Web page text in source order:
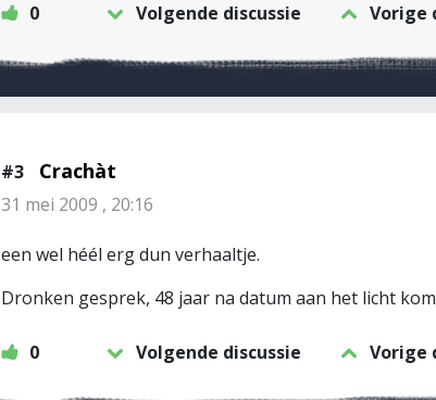
0 Volgende discussie Vorige
#3 Crachàt
31 mei 2009 , 20:16
een wel héél erg dun verhaaltje.
Dronken gesprek, 48 jaar na datum aan het licht
0 Volgende discussie Vorige